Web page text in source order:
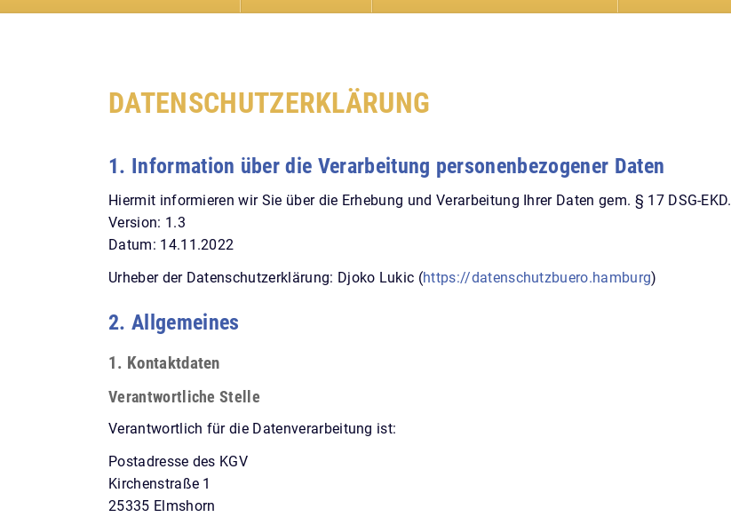
DATEN­SCHUTZ­ERKLÄRUNG
1. Information über die Verarbeitung personenbezogener Daten
Hiermit informieren wir Sie über die Erhebung und Verarbeitung Ihrer Daten gem. § 17 DSG-EKD.
Version: 1.3
Datum: 14.11.2022
Urheber der Datenschutzerklärung: Djoko Lukic (https://datenschutzbuero.hamburg)
2. Allgemeines
1. Kontaktdaten
Verantwortliche Stelle
Verantwortlich für die Datenverarbeitung ist:
Postadresse des KGV
Kirchenstraße 1
25335 Elmshorn